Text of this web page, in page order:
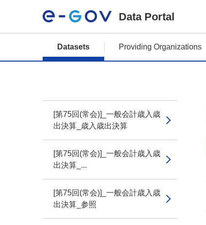
Data Portal
Datasets Providing Organizations
[第75回(常会)]_一般会計歳入歳
出決算_歳入歳出決算
[第75回(常会)]_一般会計歳入歳
出決算_...
[第75回(常会)]_一般会計歳入歳
出決算_参照